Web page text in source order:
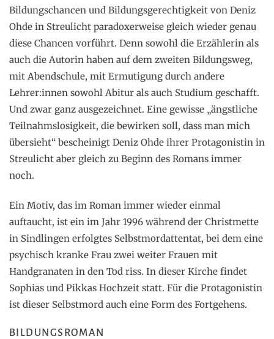
Bildungschancen und Bildungsgerechtigkeit von Deniz
Ohde in Streulicht paradoxerweise gleich wieder genau
diese Chancen vorführt. Denn sowohl die Erzählerin als
auch die Autorin haben auf dem zweiten Bildungsweg,
mit Abendschule, mit Ermutigung durch andere
Lehrer:innen sowohl Abitur als auch Studium geschafft.
Und zwar ganz ausgezeichnet. Eine gewisse „ängstliche
Teilnahmslosigkeit, die bewirken soll, dass man mich
übersieht“ bescheinigt Deniz Ohde ihrer Protagonistin in
Streulicht aber gleich zu Beginn des Romans immer
noch.
Ein Motiv, das im Roman immer wieder einmal
auftaucht, ist ein im Jahr 1996 während der Christmette
in Sindlingen erfolgtes Selbstmordattentat, bei dem eine
psychisch kranke Frau zwei weiter Frauen mit
Handgranaten in den Tod riss. In dieser Kirche findet
Sophias und Pikkas Hochzeit statt. Für die Protagonistin
ist dieser Selbstmord auch eine Form des Fortgehens.
BILDUNGSROMAN